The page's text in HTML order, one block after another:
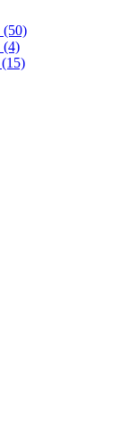
(50)
(4)
(15)